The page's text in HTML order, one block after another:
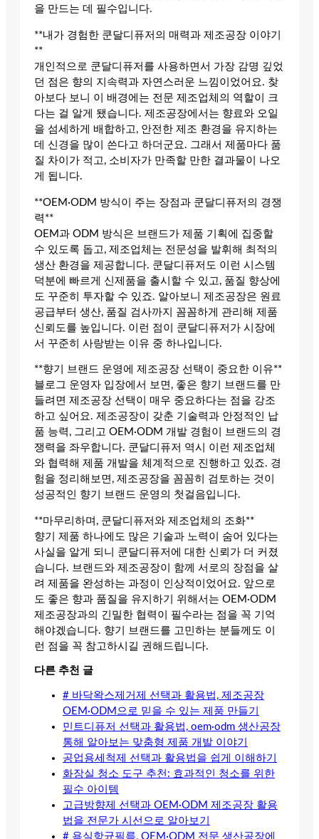
을 만드는 데 필수입니다.
**내가 경험한 쿤달디퓨저의 매력과 제조공장 이야기
**
개인적으로 쿤달디퓨저를 사용하면서 가장 감명 깊었
던 점은 향의 지속력과 자연스러운 느낌이었어요. 찾
아보다 보니 이 배경에는 전문 제조업체의 역할이 크
다는 걸 알게 됐습니다. 제조공장에서는 향료와 오일
을 섬세하게 배합하고, 안전한 제조 환경을 유지하는
데 신경을 많이 쓴다고 하더군요. 그래서 제품마다 품
질 차이가 적고, 소비자가 만족할 만한 결과물이 나오
게 됩니다.
**OEM·ODM 방식이 주는 장점과 쿤달디퓨저의 경쟁
력**
OEM과 ODM 방식은 브랜드가 제품 기획에 집중할
수 있도록 돕고, 제조업체는 전문성을 발휘해 최적의
생산 환경을 제공합니다. 쿤달디퓨저도 이런 시스템
덕분에 빠르게 신제품을 출시할 수 있고, 품질 향상에
도 꾸준히 투자할 수 있죠. 알아보니 제조공장은 원료
공급부터 생산, 품질 검사까지 꼼꼼하게 관리해 제품
신뢰도를 높입니다. 이런 점이 쿤달디퓨저가 시장에
서 꾸준히 사랑받는 이유 중 하나입니다.
**향기 브랜드 운영에 제조공장 선택이 중요한 이유**
블로그 운영자 입장에서 보면, 좋은 향기 브랜드를 만
들려면 제조공장 선택이 매우 중요하다는 점을 강조
하고 싶어요. 제조공장이 갖춘 기술력과 안정적인 납
품 능력, 그리고 OEM·ODM 개발 경험이 브랜드의 경
쟁력을 좌우합니다. 쿤달디퓨저 역시 이런 제조업체
와 협력해 제품 개발을 체계적으로 진행하고 있죠. 경
험을 정리해보면, 제조공장을 꼼꼼히 검토하는 것이
성공적인 향기 브랜드 운영의 첫걸음입니다.
**마무리하며, 쿤달디퓨저와 제조업체의 조화**
향기 제품 하나에도 많은 기술과 노력이 숨어 있다는
사실을 알게 되니 쿤달디퓨저에 대한 신뢰가 더 커졌
습니다. 브랜드와 제조공장이 함께 서로의 장점을 살
려 제품을 완성하는 과정이 인상적이었어요. 앞으로
도 좋은 향과 품질을 유지하기 위해서는 OEM·ODM
제조공장과의 긴밀한 협력이 필수라는 점을 꼭 기억
해야겠습니다. 향기 브랜드를 고민하는 분들께도 이
런 점을 꼭 참고하시길 권해드립니다.
다른 추천 글
# 바닥왁스제거제 선택과 활용법, 제조공장
OEM·ODM으로 믿을 수 있는 제품 만들기
민트디퓨저 선택과 활용법, oem·odm 생산공장
통해 알아보는 맞춤형 제품 개발 이야기
공업용세척제 선택과 활용법을 쉽게 이해하기
화장실 청소 도구 추천: 효과적인 청소를 위한
필수 아이템
고급방향제 선택과 OEM·ODM 제조공장 활용
법을 전문가 시선으로 알아보기
# 욕실항균필름, OEM·ODM 전문 생산공장에